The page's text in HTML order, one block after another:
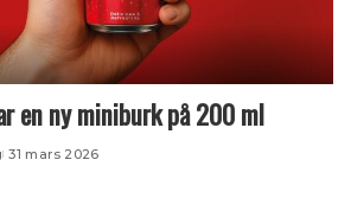
en ny miniburk på 200 ml
31 mars 2026